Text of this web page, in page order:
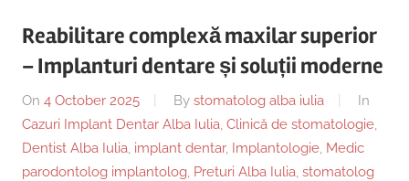
Reabilitare complexă maxilar superior
– Implanturi dentare și soluții moderne
On 4 October 2025 By stomatolog alba iulia
In
Cazuri Implant Dentar Alba Iulia, Clinică de stomatologie,
Dentist Alba Iulia, implant dentar, Implantologie, Medic
parodontolog implantolog, Preturi Alba Iulia, stomatolog